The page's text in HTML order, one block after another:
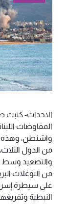
الاحداث- كتبت
المفاوضات
واشنطن، وهذه
من الدول
والتصعيد وسط
من التوغلات
على سيطرة
النبطية